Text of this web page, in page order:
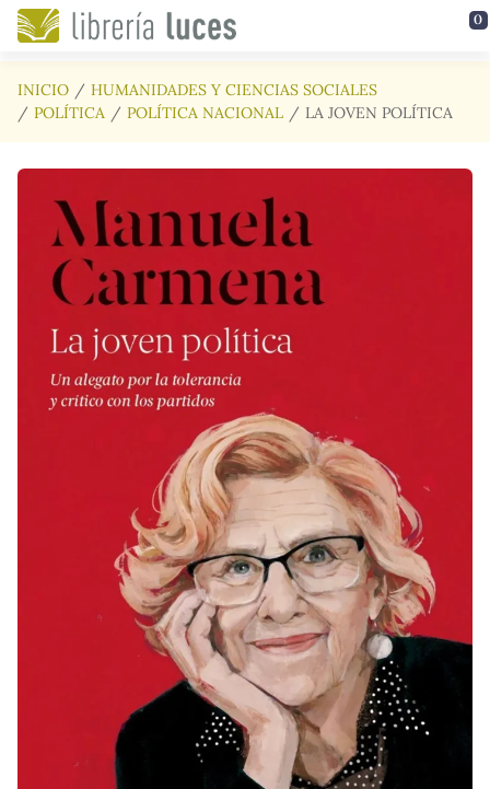
Saltar al contenido principal 0
INICIO
HUMANIDADES Y CIENCIAS SOCIALES
POLÍTICA
POLÍTICA NACIONAL LA JOVEN POLÍTICA